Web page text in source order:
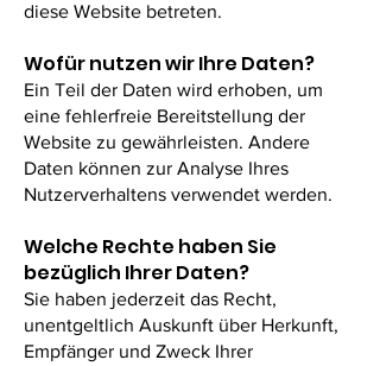
diese Website betreten.
Wofür nutzen wir Ihre Daten?
Ein Teil der Daten wird erhoben, um
eine fehlerfreie Bereitstellung der
Website zu gewährleisten. Andere
Daten können zur Analyse Ihres
Nutzerverhaltens verwendet werden.
Welche Rechte haben Sie
bezüglich Ihrer Daten?
Sie haben jederzeit das Recht,
unentgeltlich Auskunft über Herkunft,
Empfänger und Zweck Ihrer